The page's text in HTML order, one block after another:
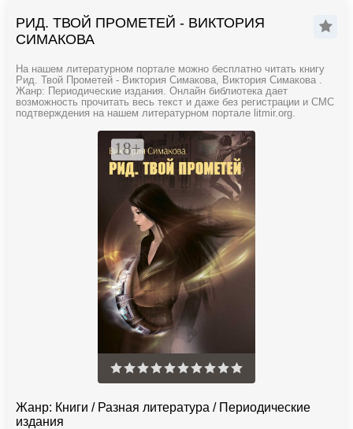
РИД. ТВОЙ ПРОМЕТЕЙ - ВИКТОРИЯ
СИМАКОВА
На нашем литературном портале можно бесплатно читать книгу
Рид. Твой Прометей - Виктория Симакова, Виктория Симакова .
Жанр: Периодические издания. Онлайн библиотека дает
возможность прочитать весь текст и даже без регистрации и СМС
подтверждения на нашем литературном портале litmir.org.
Жанр: Книги / Разная литература / Периодические
издания